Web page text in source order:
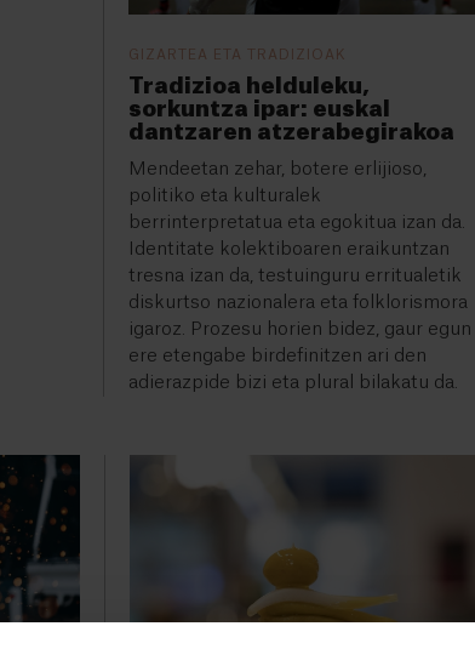
GIZARTEA ETA TRADIZIOAK
Tradizioa helduleku,
sorkuntza ipar: euskal
dantzaren atzerabegirakoa
Mendeetan zehar, botere erlijioso,
politiko eta kulturalek
berrinterpretatua eta egokitua izan da.
Identitate kolektiboaren eraikuntzan
tresna izan da, testuinguru erritualetik
diskurtso nazionalera eta folklorismora
igaroz. Prozesu horien bidez, gaur egun
ere etengabe birdefinitzen ari den
adierazpide bizi eta plural bilakatu da.